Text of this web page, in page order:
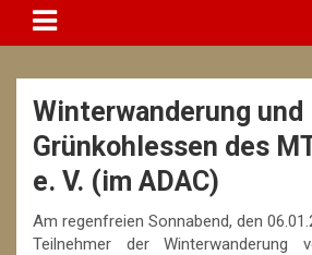
Winterwanderung und
Grünkohlessen des
e. V. (im ADAC)
Am regenfreien Sonnabend, den
Teilnehmer der Winterwanderung